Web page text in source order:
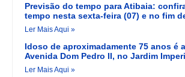
Previsão do tempo para Atibaia:
tempo nesta sexta-feira (07) e no fim
Ler Mais Aqui »
Idoso de aproximadamente 75 anos é
Avenida Dom Pedro II, no Jardim
Ler Mais Aqui »